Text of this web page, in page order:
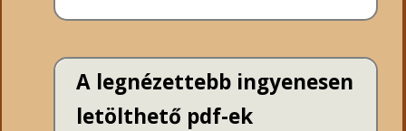
A legnézettebb ingyenesen
letölthető pdf-ek